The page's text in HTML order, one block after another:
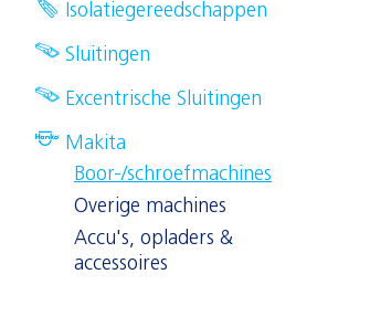
Isolatiegereedschappen
Sluitingen
Excentrische Sluitingen
Makita
Boor-/schroefmachines
Overige machines
Accu's, opladers &
accessoires